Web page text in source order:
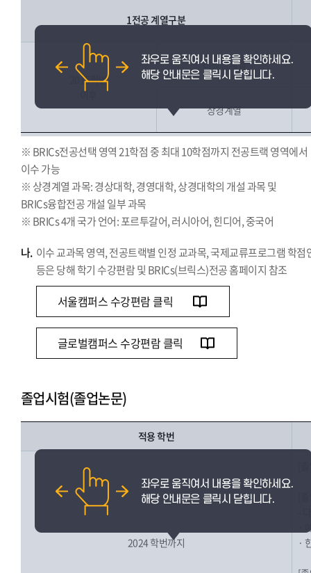
1전공 계열구분
2015학번
이후
비상경계열
상경계열
※ BRICs전공선택 영역 21학점 중 최대 10학점까지 전공트랙 영역에서
이수 가능
※ 상경계열 과목: 경상대학, 경영대학, 상경대학의 개설 과목 및
BRICs융합전공 개설 일부 과목
※ BRICs 4개 국가 언어: 포르투갈어, 러시아어, 힌디어, 중국어
나. 이수 교과목 영역, 전공트랙별 인정 교과목, 국제교류프로그램 학점
등은 당해 학기 수강편람 및 BRICs(브릭스)전공 홈페이지 참조
서울캠퍼스 수강편람 클릭
글로벌캠퍼스 수강편람 클릭
졸업시험(졸업논문)
적용 학번
2024 학번까지
·